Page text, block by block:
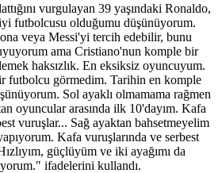
vurgulayan 39 yaşındaki Ronaldo,
futbolcusu olduğumu düşünüyorum.
veya Messi'yi tercih edebilir, bunu
ama Cristiano'nun komple bir
haksızlık. En eksiksiz oyuncuyum.
futbolcu görmedim. Tarihin en komple
Sol ayaklı olmamama rağmen
oyuncular arasında ilk 10'dayım. Kafa
vuruşlar... Sağ ayaktan bahsetmeyelim
Kafa vuruşlarında ve serbest
güçlüyüm ve iki ayağımı da
ifadelerini kullandı.